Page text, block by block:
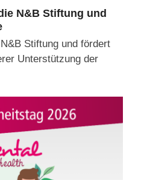
N&B Stiftung und
Stiftung und fördert
Unterstützung der